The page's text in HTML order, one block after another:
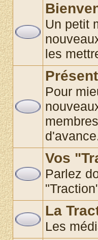
Un petit
les
Pour
Vos
Parlez
La
Les